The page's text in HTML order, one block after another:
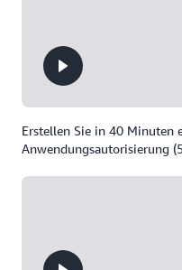
Erstellen Sie in 40 Minuten
Anwendungsautorisierung